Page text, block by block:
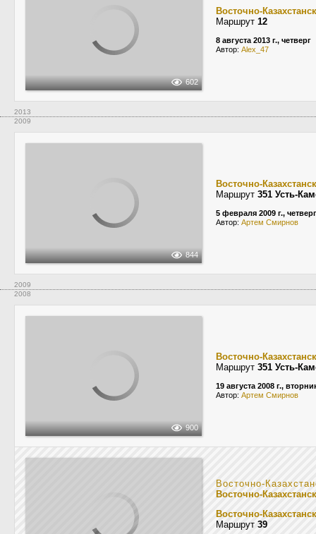
602
Восточно-
Маршрут 12
8 августа 2013 г., четверг
Автор: Alex_47
2013
2009
844
Восточно-
Маршрут 351 Усть-
5 февраля 2009 г., четверг
Автор: Apтем Cмирнов
2009
2008
900
Восточно-
Маршрут 351 Усть-
19 августа 2008 г.,
Автор: Apтем Cмирнов
Восточно-
Восточно-
Восточно-
Маршрут 39